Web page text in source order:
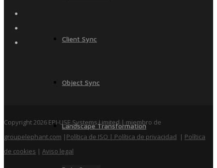
Client Sync
Object Sync
Landscape Transformation
Copyright 2026 EPI-USE Systems Limited | miembro de
groupelephant.com | Política de ISO | Política de privacidad | Política
de cookies | Aviso legal